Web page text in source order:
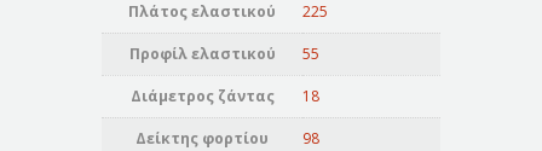
Πλάτος ελαστικού 225
Προφίλ ελαστικού 55
Διάμετρος ζάντας 18
Δείκτης φορτίου 98